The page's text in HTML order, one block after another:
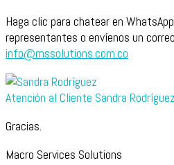
Haga clic para chatear en
representantes o envíenos un
info@mssolutions.com.co
Atención al Cliente Sandra Rodríguez
Gracias.
Macro Services Solutions